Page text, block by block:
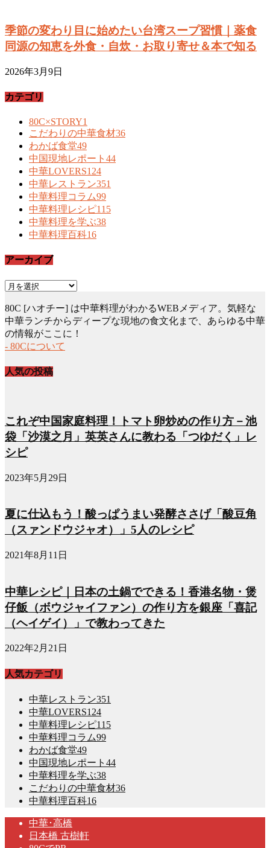
季節の変わり目に始めたい台湾スープ習慣｜薬食
同源の知恵を外食・自炊・お取り寄せ＆本で知る
2026年3月9日
カテゴリ
80C×STORY1
こだわりの中華食材36
わかば食堂49
中国現地レポート 44
中華LOVERS124
中華レストラン351
中華料理コラム99
中華料理レシピ115
中華料理を学ぶ38
中華料理百科16
アーカイブ
ア
カ
イ
ブ
80C [ハオチー] は中華料理がわかるWEBメディア。気軽な
中華ランチからディープな現地の食文化まで、あらゆる中華
の情報がここに！
- 80Cについて
人気の投稿
これぞ中国家庭料理！トマト卵炒めの作り方－池
袋「沙漠之月」英英さんに教わる「つゆだく」レ
シピ
2023年5月29日
夏に仕込もう！酸っぱうまい発酵ささげ「酸豆角
（スァンドウジャオ）」5人のレシピ
2021年8月11日
中華レシピ｜日本の土鍋でできる！香港名物・煲
仔飯（ボウジャイファン）の作り方を銀座「喜記
（ヘイゲイ）」で教わってきた
2022年2月21日
人気カテゴリ
中華レストラン351
中華LOVERS124
中華料理レシピ115
中華料理コラム99
わかば食堂49
中国現地レポート 44
中華料理を学ぶ38
こだわりの中華食材36
中華料理百科16
中華･高橋
日本橋 古樹軒